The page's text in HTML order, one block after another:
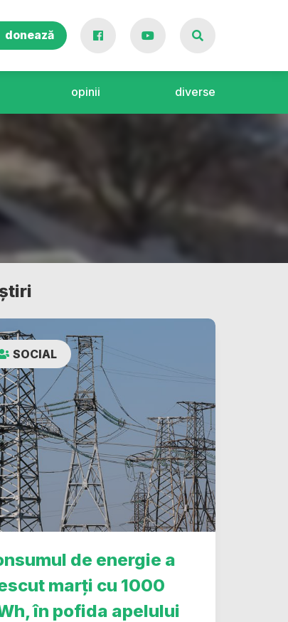
donează
opinii diverse
SOCIAL
de energie a
marți cu 1000
în pofida apelului